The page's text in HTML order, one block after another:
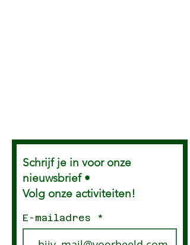
Schrijf je in voor onze
nieuwsbrief •
Volg onze activiteiten!
E-mailadres